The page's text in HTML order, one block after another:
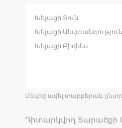
Մեկից ավել տարբերակ
Դիտարկվող Տարածքի